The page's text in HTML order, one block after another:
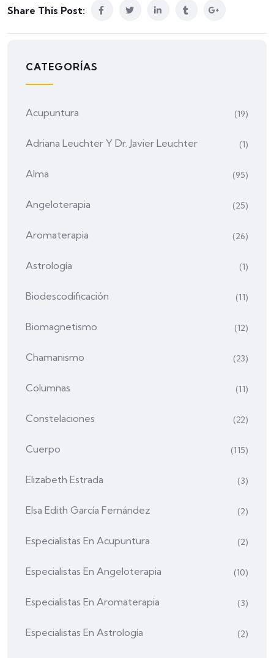
Share This Post:
CATEGORÍAS
Acupuntura (19)
Adriana Leuchter Y Dr. Javier Leuchter (1)
Alma (95)
Angeloterapia (25)
Aromaterapia (26)
Astrología (1)
Biodescodificación (11)
Biomagnetismo (12)
Chamanismo (23)
Columnas (11)
Constelaciones (22)
Cuerpo (115)
Elizabeth Estrada (3)
Elsa Edith García Fernández (2)
Especialistas En Acupuntura (2)
Especialistas En Angeloterapia (10)
Especialistas En Aromaterapia (3)
Especialistas En Astrología (2)